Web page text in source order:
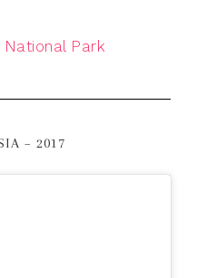
Park
– 2017